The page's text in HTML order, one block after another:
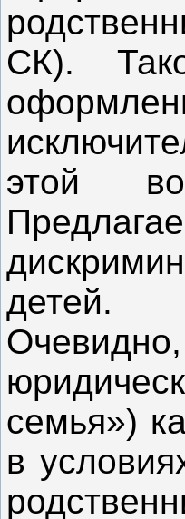
СК).
этой
детей.
семья»)
в